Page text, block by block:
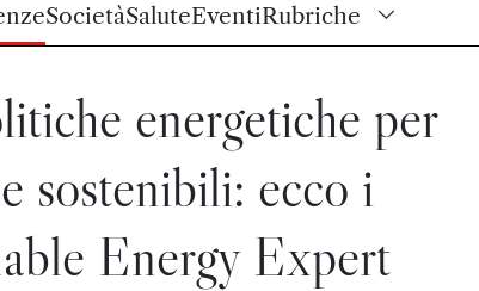
SocietàSaluteEventiRubriche
energetiche per
sostenibili: ecco i
Energy Expert